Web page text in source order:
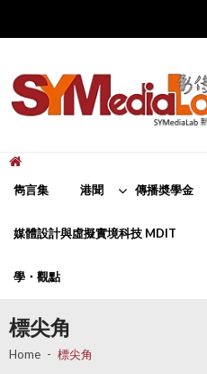
navigation
content
雋言集 港聞 傳播奬學金
媒體設計與虛擬實境科技 MDIT
學・觀點
標尖角
Home 標尖角